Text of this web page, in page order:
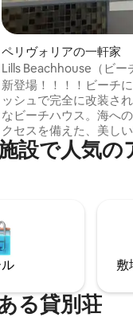
件、5つ星中5つ星の
ペリヴォリアの一軒家
Lills Beachhouse（ビー
ン）
新登場！！！！ビーチ
ッシュで完全に改装さ
なビーチハウス。海へ
クセスを備えた、美し
ださい。サンベッド、ハ
はビーチでリラックスし
行機の騒音はありません
族でのんびりとした休暇
には、この家はあなたの
叶えます。日帰り旅行
設で人気の
敷
る貸別荘